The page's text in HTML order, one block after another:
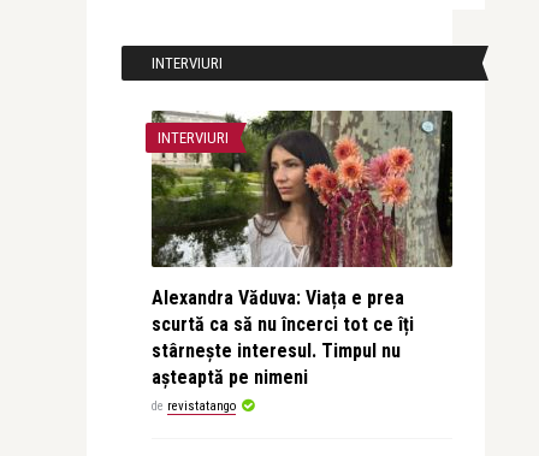
INTERVIURI
INTERVIURI
Alexandra Văduva: Viața e prea
scurtă ca să nu încerci tot ce îți
stârnește interesul. Timpul nu
așteaptă pe nimeni
de revistatango